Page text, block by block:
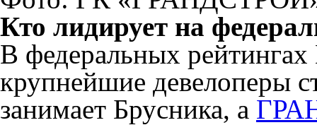
Кто лидирует на
В федеральных
крупнейшие девелоперы
занимает Брусника, а